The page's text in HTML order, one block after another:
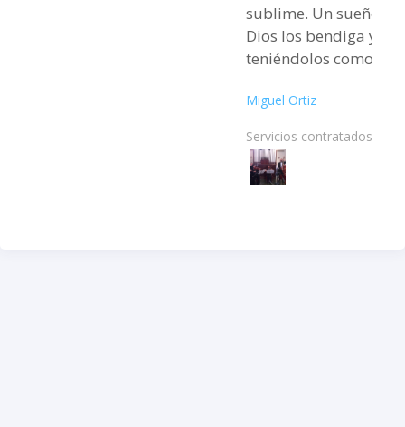
sublime. Un sueño
Dios los bendiga y
teniéndolos como
gracias por
Miguel Ortiz
Servicios contratados: